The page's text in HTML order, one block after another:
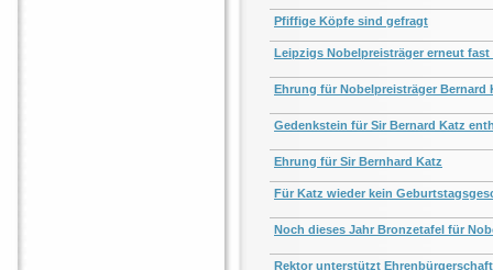
Pfiffige Köpfe sind gefragt
Leipzigs Nobelpreisträger erneut fast
Ehrung für Nobelpreisträger Bernard
Gedenkstein für Sir Bernard Katz
Ehrung für Sir Bernhard Katz
Für Katz wieder kein
Noch dieses Jahr Bronzetafel für
Rektor unterstützt